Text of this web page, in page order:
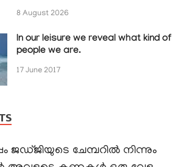
8 August 2026
In our leisure we reveal what kind of
people we are.
17 June 2017
ജഡ്ജിയുടെ ചേമ്പറിൽ നിന്നും